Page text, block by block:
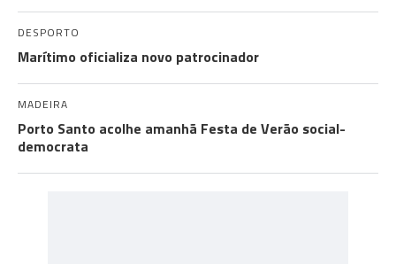
DESPORTO
Marítimo oficializa novo patrocinador
MADEIRA
Porto Santo acolhe amanhã Festa de Verão social-
democrata